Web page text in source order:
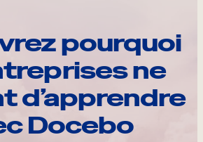
pourquoi
ne
d’apprendre
Docebo